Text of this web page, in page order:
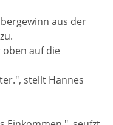
aus der
oben auf die
stellt Hannes